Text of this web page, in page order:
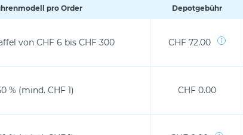
pro Order Depotgebühr
von CHF 6 bis CHF 300 CHF 72.00
% (mind. CHF 1) CHF 0.00